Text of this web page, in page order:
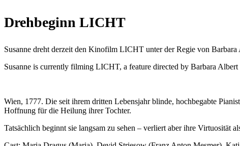
Drehbeginn LICHT
Susanne dreht derzeit den Kinofilm LICHT unter der Regie von Barbara
Susanne is currently filming LICHT, a feature directed by Barbara Albert
Wien, 1777. Die seit ihrem dritten Lebensjahr blinde, hochbegabte
Hoffnung für die Heilung ihrer Tochter.
Tatsächlich beginnt sie langsam zu sehen – verliert aber ihre Virtuosität